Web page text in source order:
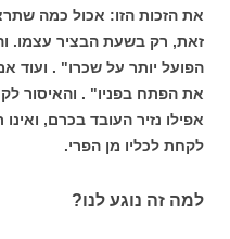
את הזכות הזו: אכול כמה
זאת, רק בשעת הבציר עצמו.
הפועל יותר על שכרו" . ועוד
את הפתח בפניו" . והאיסור
אפילו נזיר העובד בכרם,
לקחת לכליו מן הפרי.
למה זה נוגע לנו?